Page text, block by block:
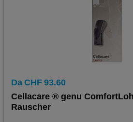
Da CHF 93.60
Cellacare ® genu
Rauscher